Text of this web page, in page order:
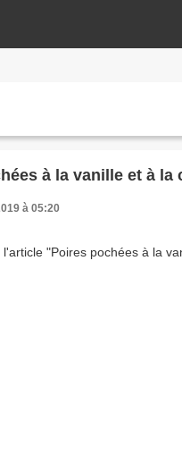
à la vanille et à la
à 05:20